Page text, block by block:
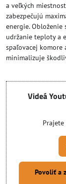
a veľkých
zabezpečujú
energie. Obloženie
udržanie teploty a
spaľovacej komore
minimalizuje
Videá
Povoliť a